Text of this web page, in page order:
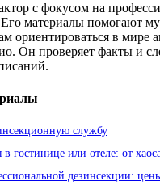
с фокусом на
материалы помогают
ориентироваться в мире
Он проверяет факты и
службу
гостинице или отеле: от
дезинсекции: